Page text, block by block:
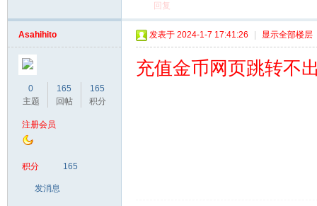
回复
Asahihito
0
主题
165
回帖
165
积分
注册会员
积分 165
发消息
发表于 2024-1-7 17:41:26 显示全部楼层
充值金币网页跳转不